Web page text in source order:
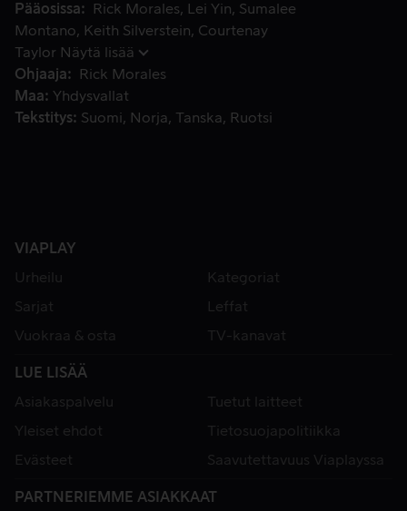
Pääosissa Rick Morales Lei Yin
Sumalee
Montano
Keith Silverstein
Courtenay
Taylor Näytä lisää
Ohjaaja
Rick Morales
Maa
Yhdysvallat
Tekstitys
Suomi Norja Tanska Ruotsi
VIAPLAY
Urheilu
Kategoriat
Sarjat
Leffat
Vuokraa & osta
TV-kanavat
LUE LISÄÄ
Asiakaspalvelu
Tuetut laitteet
Yleiset ehdot
Tietosuojapolitiikka
Evästeet
Saavutettavuus Viaplayssa
PARTNERIEMME ASIAKKAAT